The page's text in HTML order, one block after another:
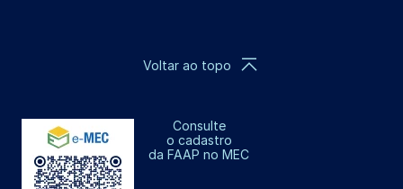
Consulte
o cadastro
da FAAP no MEC
Voltar ao topo